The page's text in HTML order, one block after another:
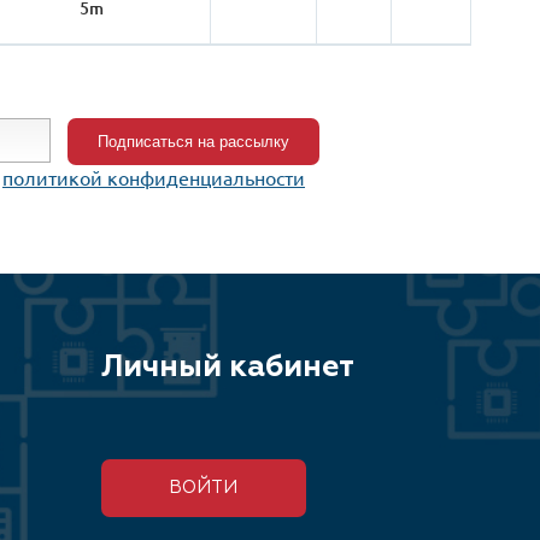
5m
политикой конфиденциальности
Личный кабинет
ВОЙТИ